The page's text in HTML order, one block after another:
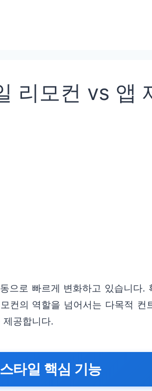
리모컨 vs 앱
으로 빠르게 변화하고 있습니다
컨의 역할을 넘어서는 다목적
공합니다.
타일 핵심 기능